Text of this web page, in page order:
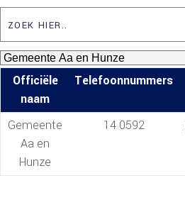
Officiële
naam
Telefoonnummers
Gemeente
Aa en
Hunze
14 0592